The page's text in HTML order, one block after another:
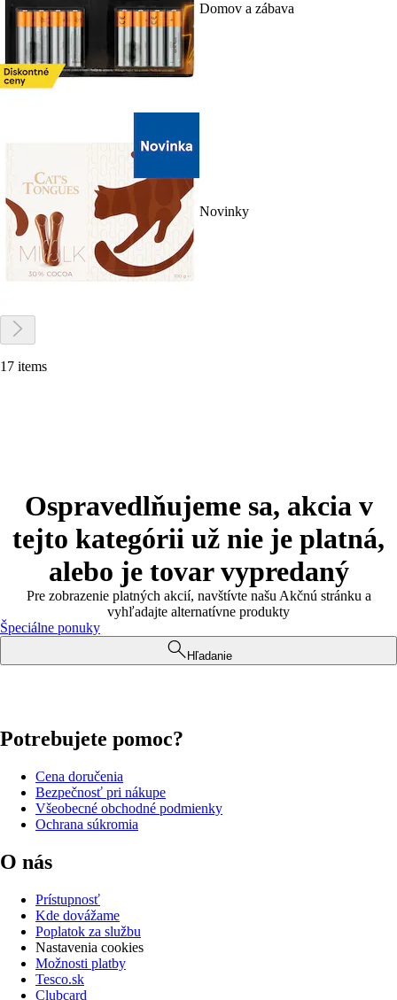
Domov a zábava
Novinky
17 items
Ospravedlňujeme sa, akcia v
tejto kategórii už nie je platná,
alebo je tovar vypredaný
Pre zobrazenie platných akcií, navštívte našu Akčnú stránku a
vyhľadajte alternatívne produkty
Špeciálne ponuky
Hľadanie
Potrebujete pomoc?
Cena doručenia
Bezpečnosť pri nákupe
Všeobecné obchodné podmienky
Ochrana súkromia
O nás
Prístupnosť
Kde dovážame
Poplatok za službu
Nastavenia cookies
Možnosti platby
Tesco.sk
Clubcard